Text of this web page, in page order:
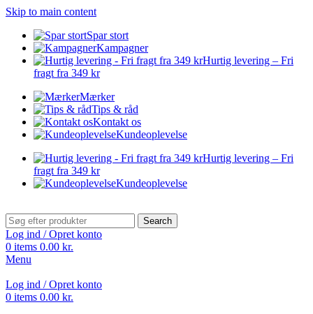
Skip to main content
Spar stort
Kampagner
Hurtig levering – Fri
fragt fra 349 kr
Mærker
Tips & råd
Kontakt os
Kundeoplevelse
Hurtig levering – Fri
fragt fra 349 kr
Kundeoplevelse
Search
Log ind / Opret konto
0 items 0.00 kr.
Menu
Log ind / Opret konto
0 items 0.00 kr.